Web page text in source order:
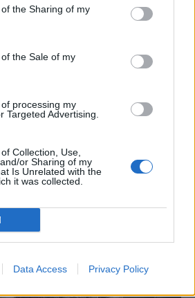
the Sharing of my
the Sale of my
processing my
Targeted Advertising.
Collection, Use,
or Sharing of my
Is Unrelated with the
it was collected.
Data Access Privacy Policy